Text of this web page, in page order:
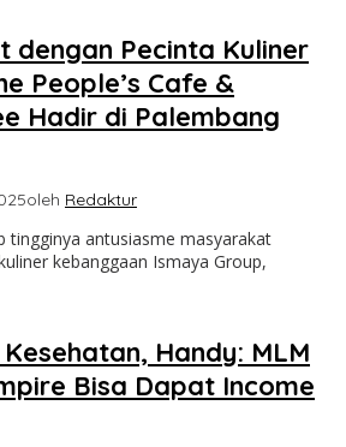
dengan Pecinta Kuliner
People’s Cafe &
Hadir di Palembang
oleh Redaktur
tingginya antusiasme masyarakat
kebanggaan Ismaya Group,
Handy: MLM
Bisa Dapat Income